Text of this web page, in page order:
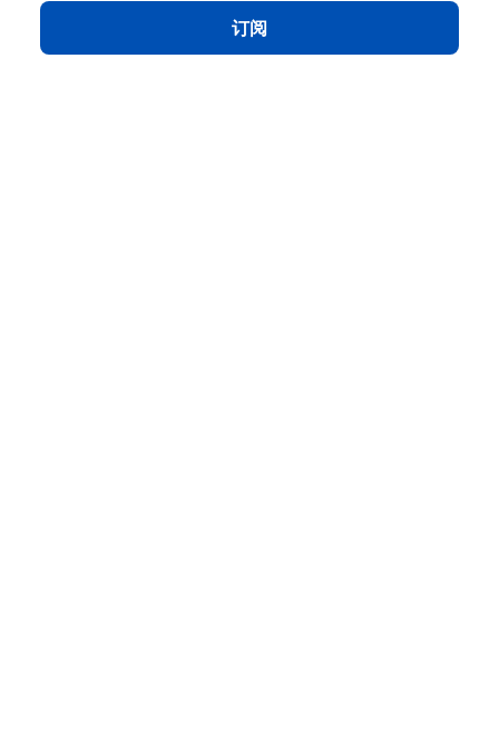
订阅